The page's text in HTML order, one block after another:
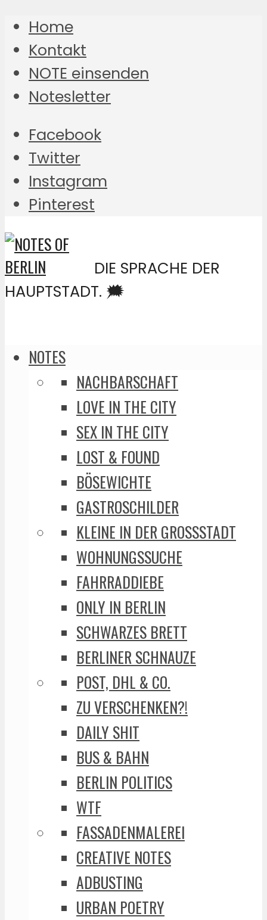
Home
Kontakt
NOTE einsenden
Notesletter
Facebook
Twitter
Instagram
Pinterest
DIE SPRACHE DER
HAUPTSTADT. 🗯️
NOTES
NACHBARSCHAFT
LOVE IN THE CITY
SEX IN THE CITY
LOST & FOUND
BÖSEWICHTE
GASTROSCHILDER
KLEINE IN DER GROSSSTADT
WOHNUNGSSUCHE
FAHRRADDIEBE
ONLY IN BERLIN
SCHWARZES BRETT
BERLINER SCHNAUZE
POST, DHL & CO.
ZU VERSCHENKEN?!
DAILY SHIT
BUS & BAHN
BERLIN POLITICS
WTF
FASSADENMALEREI
CREATIVE NOTES
ADBUSTING
URBAN POETRY